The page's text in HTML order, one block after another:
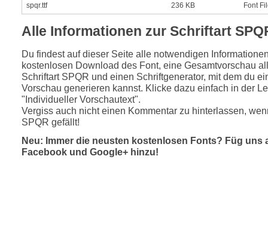
spqr.ttf 236 KB Font
Alle Informationen zur Schriftart
Du findest auf dieser Seite alle notwendigen
kostenlosen Download des Font, eine Gesamtvorschau
Schriftart SPQR und einen Schriftgenerator, mit dem du
Vorschau generieren kannst. Klicke dazu einfach in der
"Individueller Vorschautext".
Vergiss auch nicht einen Kommentar zu hinterlassen,
SPQR gefällt!
Neu: Immer die neusten kostenlosen Fonts? Füg uns
Facebook und Google+ hinzu!